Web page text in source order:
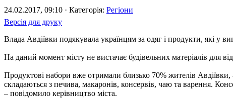
24.02.2017, 09:10 · Категорія: Регіони
Версія для друку
Влада Авдіївки подякувала українцям за одяг і продукти, які у
На даний момент місту не вистачає будівельних матеріалів для
Продуктові набори вже отримали близько 70% жителів
складаються з печива, макаронів, консервів, чаю та варення.
– повідомило керівництво міста.